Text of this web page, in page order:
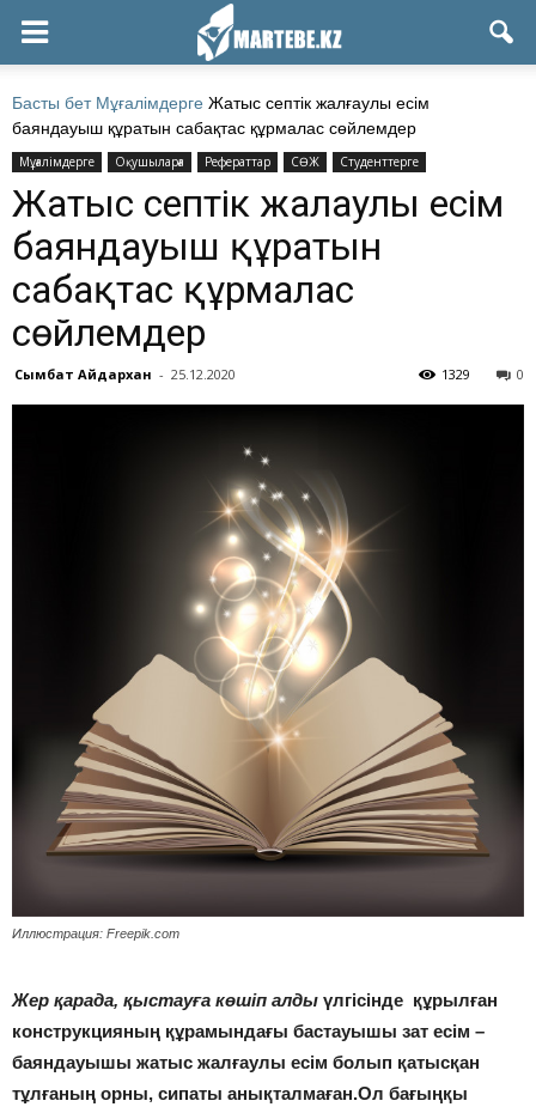
Басты бет Мұғалімдерге Жатыс септік жалғаулы есім
баяндауыш құратын сабақтас құрмалас сөйлемдер
Мұғалімдерге Оқушыларға Рефераттар СӨЖ Студенттерге
Жатыс септік жалғаулы есім
баяндауыш құратын
сабақтас құрмалас
сөйлемдер
Сымбат Айдархан - 25.12.2020 0
1329
Иллюстрация: Freepik.com
Жер қарада, қыстауға көшіп алды үлгісінде құрылған
конструкцияның құрамындағы бастауышы зат есім –
баяндауышы жатыс жалғаулы есім болып қатысқан
тұлғаның орны, сипаты анықталмаған.Ол бағыңқы